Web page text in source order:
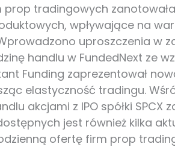
tradingowych
wpływające na
uproszczenia w
handlu w FundedNext ze
Funding zaprezentował
elastyczność tradingu.
akcjami z IPO spółki SPCX
jest również kilka
ofertę firm prop